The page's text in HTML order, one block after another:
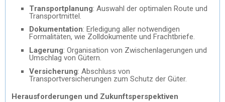
Transportplanung: Auswahl der optimalen Route und
Transportmittel.
Dokumentation: Erledigung aller notwendigen
Formalitäten, wie Zolldokumente und Frachtbriefe.
Lagerung: Organisation von Zwischenlagerungen und
Umschlag von Gütern.
Versicherung: Abschluss von
Transportversicherungen zum Schutz der Güter.
Herausforderungen und Zukunftsperspektiven